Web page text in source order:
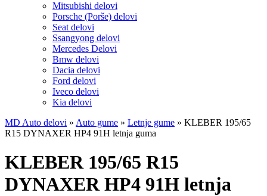
Mitsubishi delovi
Porsche (Porše) delovi
Seat delovi
Ssangyong delovi
Mercedes Delovi
Bmw delovi
Dacia delovi
Ford delovi
Iveco delovi
Kia delovi
MD Auto delovi » Auto gume » Letnje gume » KLEBER 195/65
R15 DYNAXER HP4 91H letnja guma
KLEBER 195/65 R15
DYNAXER HP4 91H letnja